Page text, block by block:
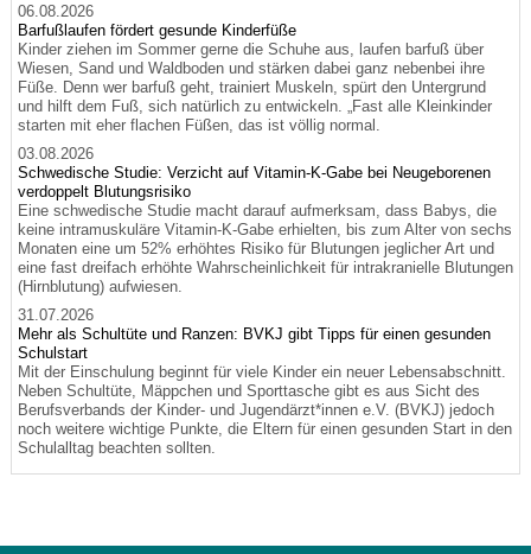
06.08.2026
Barfußlaufen fördert gesunde Kinderfüße
Kinder ziehen im Sommer gerne die Schuhe aus, laufen barfuß über
Wiesen, Sand und Waldboden und stärken dabei ganz nebenbei ihre
Füße. Denn wer barfuß geht, trainiert Muskeln, spürt den Untergrund
und hilft dem Fuß, sich natürlich zu entwickeln. „Fast alle Kleinkinder
starten mit eher flachen Füßen, das ist völlig normal.
03.08.2026
Schwedische Studie: Verzicht auf Vitamin-K-Gabe bei Neugeborenen
verdoppelt Blutungsrisiko
Eine schwedische Studie macht darauf aufmerksam, dass Babys, die
keine intramuskuläre Vitamin-K-Gabe erhielten, bis zum Alter von sechs
Monaten eine um 52% erhöhtes Risiko für Blutungen jeglicher Art und
eine fast dreifach erhöhte Wahrscheinlichkeit für intrakranielle Blutungen
(Hirnblutung) aufwiesen.
31.07.2026
Mehr als Schultüte und Ranzen: BVKJ gibt Tipps für einen gesunden
Schulstart
Mit der Einschulung beginnt für viele Kinder ein neuer Lebensabschnitt.
Neben Schultüte, Mäppchen und Sporttasche gibt es aus Sicht des
Berufsverbands der Kinder- und Jugendärzt*innen e.V. (BVKJ) jedoch
noch weitere wichtige Punkte, die Eltern für einen gesunden Start in den
Schulalltag beachten sollten.